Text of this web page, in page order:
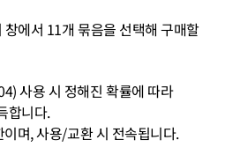
창에서 11개 묶음을 선택해 구매할
사용 시 정해진 확률에 따라
합니다.
며,사용/교환 시 전속됩니다.